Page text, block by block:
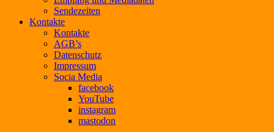
Sendezeiten
Kontakte
Kontakte
AGB’s
Datenschutz
Impressum
Socia Media
facebook
YouTube
instagram
mastodon